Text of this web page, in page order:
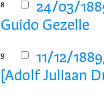
8
24/03/
Guido Gezelle
9
11/12/
[Adolf Juliaan